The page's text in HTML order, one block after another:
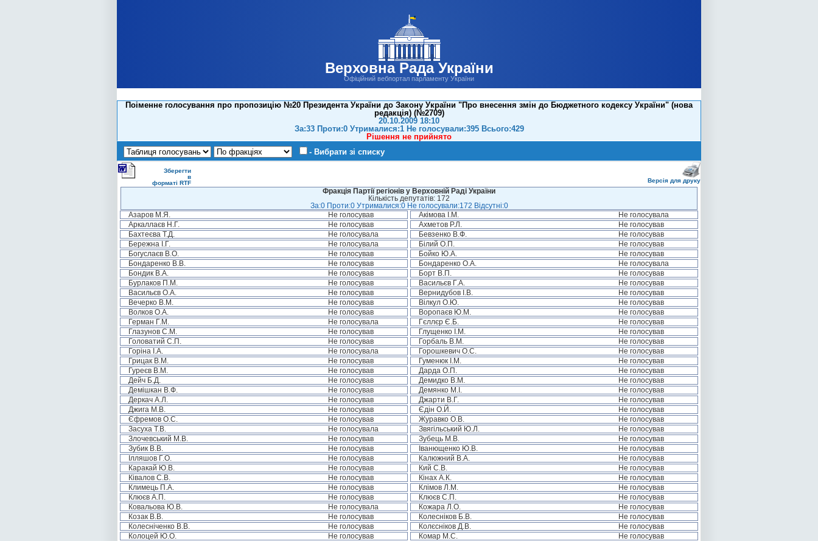
Верховна Рада України
Офіційний вебпортал парламенту України
Поіменне голосування про пропозицію №20 Президента України до Закону України "Про внесення змін до Бюджетного кодексу України" (нова
редакція) (№2709)
20.10.2009 18:10
За:33 Проти:0 Утрималися:1 Не голосували:395 Всього:429
Рішення не прийнято
- Вибрати зі списку
Зберегти
в
форматі RTF
Версія для друку
Фракція Партії регіонів у Верховній Раді України
Кількість депутатів: 172
За:0 Проти:0 Утрималися:0 Не голосували:172 Відсутні:0
Азаров М.Я.
Не голосував Акімова І.М.
Не голосувала
Аркаллаєв Н.Г.
Не голосував Ахметов Р.Л.
Не голосував
Бахтеєва Т.Д.
Не голосувала Бевзенко В.Ф.
Не голосував
Бережна І.Г.
Не голосувала Білий О.П.
Не голосував
Богуслаєв В.О.
Не голосував Бойко Ю.А.
Не голосував
Бондаренко В.В.
Не голосував Бондаренко О.А.
Не голосувала
Бондик В.А.
Не голосував Борт В.П.
Не голосував
Бурлаков П.М.
Не голосував Васильєв Г.А.
Не голосував
Васильєв О.А.
Не голосував Вернидубов І.В.
Не голосував
Вечерко В.М.
Не голосував Вілкул О.Ю.
Не голосував
Волков О.А.
Не голосував Воропаєв Ю.М.
Не голосував
Герман Г.М.
Не голосувала Гєллєр Є.Б.
Не голосував
Глазунов С.М.
Не голосував Глущенко І.М.
Не голосував
Головатий С.П.
Не голосував Горбаль В.М.
Не голосував
Горіна І.А.
Не голосувала Горошкевич О.С.
Не голосував
Грицак В.М.
Не голосував Гуменюк І.М.
Не голосував
Гуреєв В.М.
Не голосував Дарда О.П.
Не голосував
Дейч Б.Д.
Не голосував Демидко В.М.
Не голосував
Демішкан В.Ф.
Не голосував Демянко М.І.
Не голосував
Деркач А.Л.
Не голосував Джарти В.Г.
Не голосував
Джига М.В.
Не голосував Єдін О.Й.
Не голосував
Єфремов О.С.
Не голосував Журавко О.В.
Не голосував
Засуха Т.В.
Не голосувала Звягільський Ю.Л.
Не голосував
Злочевський М.В.
Не голосував Зубець М.В.
Не голосував
Зубик В.В.
Не голосував Іванющенко Ю.В.
Не голосував
Ілляшов Г.О.
Не голосував Калюжний В.А.
Не голосував
Каракай Ю.В.
Не голосував Кий С.В.
Не голосував
Ківалов С.В.
Не голосував Кінах А.К.
Не голосував
Климець П.А.
Не голосував Клімов Л.М.
Не голосував
Клюєв А.П.
Не голосував Клюєв С.П.
Не голосував
Ковальова Ю.В.
Не голосувала Кожара Л.О.
Не голосував
Козак В.В.
Не голосував Колесніков Б.В.
Не голосував
Колесніченко В.В.
Не голосував Колєсніков Д.В.
Не голосував
Колоцей Ю.О.
Не голосував Комар М.С.
Не голосував